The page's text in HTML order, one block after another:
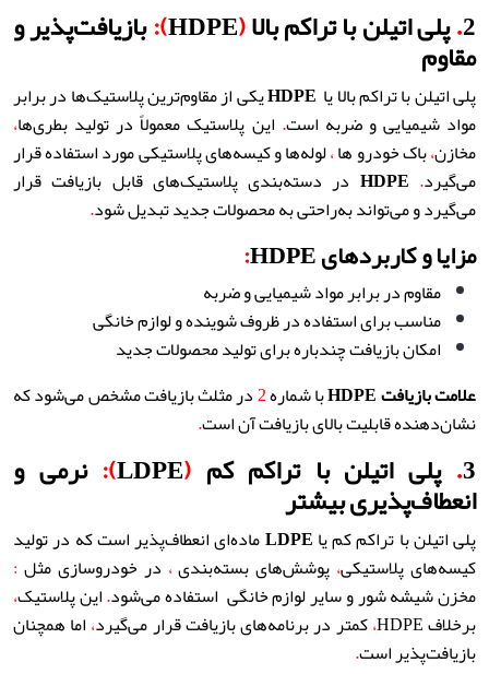
2
.پلی اتیلن با تراکم بالا(
HDPE
):بازیافت‌پذیر و
مقاوم
پلی اتیلن با تراکم بالا یا HDPEیکی از مقاوم‌ترین پلاستیک‌ها در برابر
مواد شیمیایی و ضربه است. این پلاستیک معمولاً در تولید بطری‌ها،
مخازن،باک خودرو ها،لوله‌ها و کیسه‌های پلاستیکی مورد استفاده قرار
می‌گیرد.
HDPE در دسته‌بندی پلاستیک‌های قابل بازیافت قرار
می‌گیرد و می‌تواند به‌راحتی به محصولات جدید تبدیل شود.
مزایا و کاربردهای HDPE :
مقاوم در برابر مواد شیمیایی و ضربه
مناسب برای استفاده در ظروف شوینده و لوازم خانگی
امکان بازیافت چندباره برای تولید محصولات جدید
علامت بازیافت
با شماره2در مثلث بازیافت مشخص می‌شود که
نشان‌دهنده قابلیت بالای بازیافت آن است.
3
. پلی اتیلن با تراکم کم (
LDPE
):نرمی و
انعطاف‌پذیری بیشتر
پلی اتیلن با تراکم کم یاLDPEماده‌ای انعطاف‌پذیر است که در تولید
کیسه‌های پلاستیکی، پوشش‌های بسته‌بندی، در خودروسازی مثل :
مخزن شیشه شور وسایر لوازم خانگی استفاده می‌شود.این پلاستیک،
برخلاف HDPE
،کمتر در برنامه‌های بازیافت قرار می‌گیرد،اما همچنان
بازیافت‌پذیر است.